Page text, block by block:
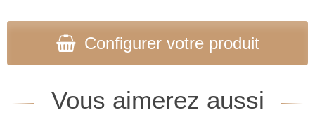
Configurer votre produit
Vous aimerez aussi